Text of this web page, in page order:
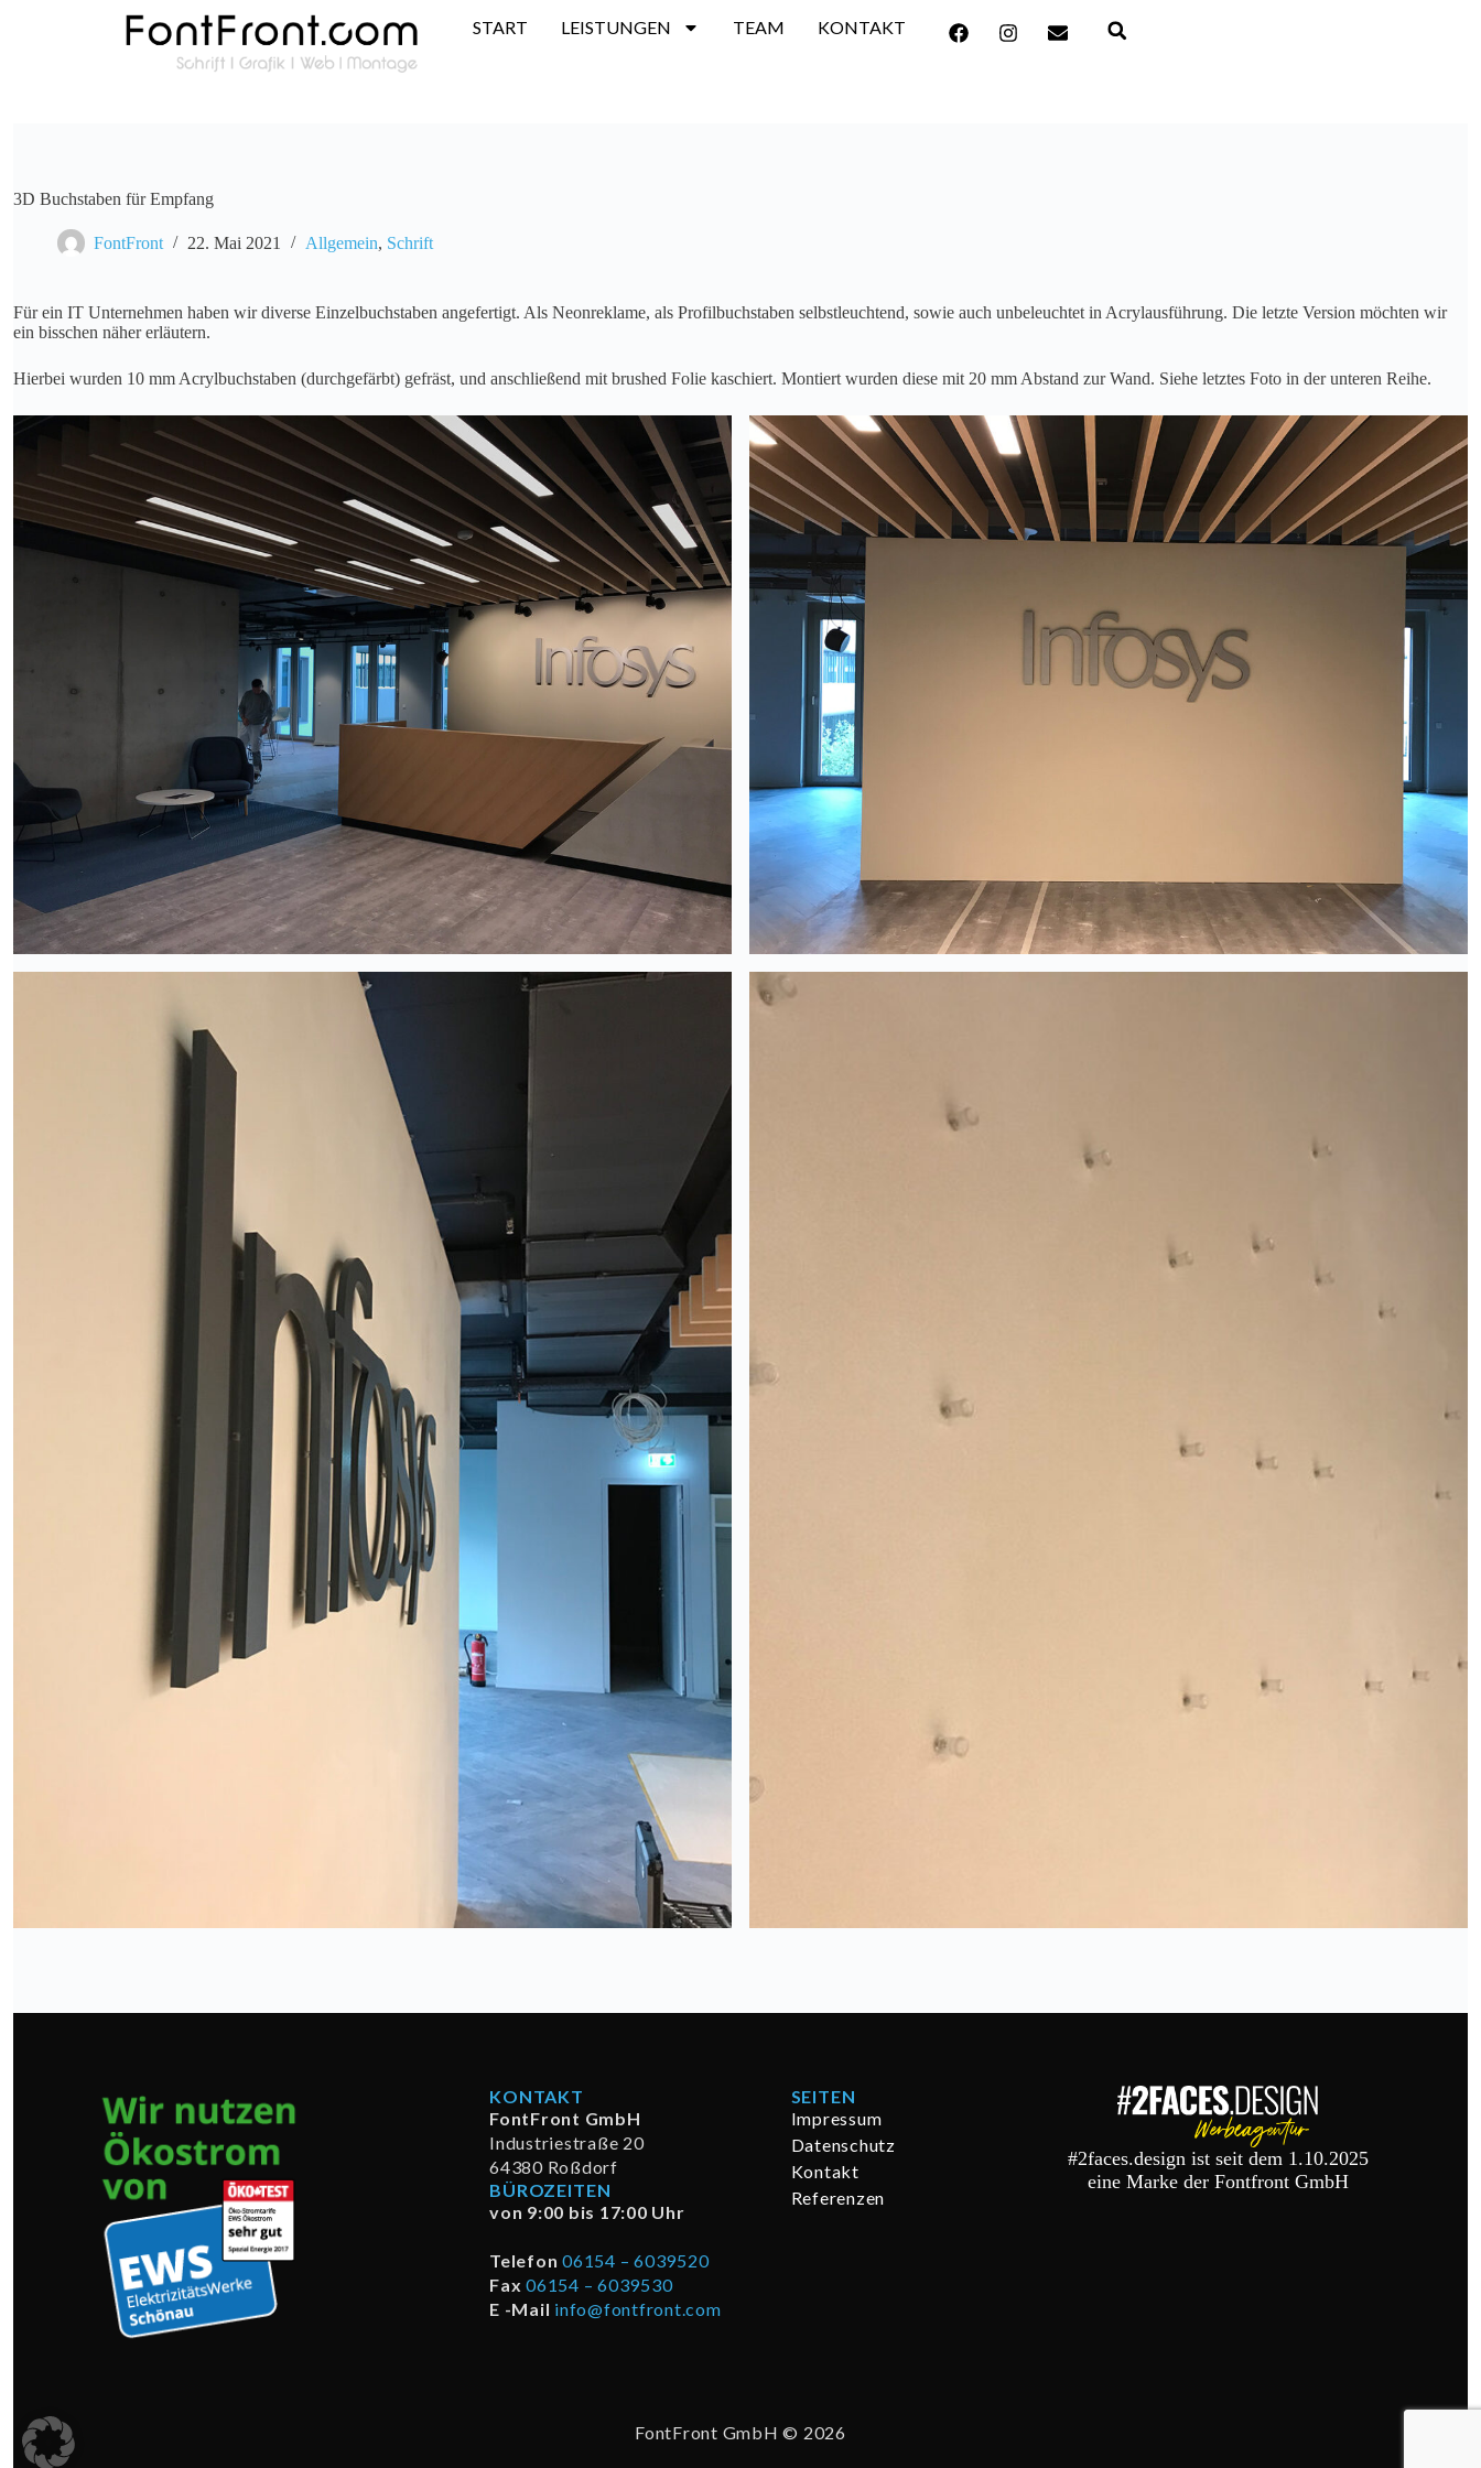
START LEISTUNGEN TEAM KONTAKT
3D Buchstaben für Empfang
FontFront 22. Mai 2021 Allgemein, Schrift
Für ein IT Unternehmen haben wir diverse Einzelbuchstaben angefertigt. Als Neonreklame, als Profilbuchstaben selbstleuchtend, sowie auch unbeleuchtet in Acrylausführung. Die letzte Version möchten wir
ein bisschen näher erläutern.
Hierbei wurden 10 mm Acrylbuchstaben (durchgefärbt) gefräst, und anschließend mit brushed Folie kaschiert. Montiert wurden diese mit 20 mm Abstand zur Wand. Siehe letztes Foto in der unteren Reihe.
KONTAKT
FontFront GmbH
Industriestraße 20
64380 Roßdorf
BÜROZEITEN
von 9:00 bis 17:00 Uhr
Telefon 06154 – 6039520
Fax 06154 – 6039530
E -Mail info@fontfront.com
SEITEN
Impressum
Datenschutz
Kontakt
Referenzen
#2faces.design ist seit dem 1.10.2025
eine Marke der Fontfront GmbH
FontFront GmbH © 2026